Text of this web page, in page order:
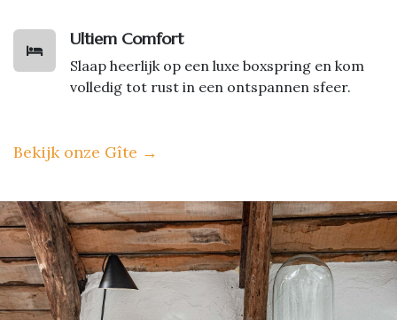
Ultiem Comfort
Slaap heerlijk op een luxe boxspring en kom
volledig tot rust in een ontspannen sfeer.
Bekijk onze Gîte →